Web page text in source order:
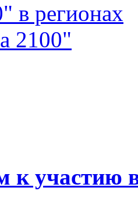
в регионах
2100"
участию в